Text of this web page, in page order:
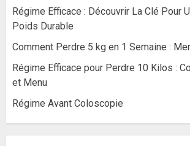
Régime Efficace : Découvrir La Clé Pour
Poids Durable
Comment Perdre 5 kg en 1 Semaine :
Régime Efficace pour Perdre 10 Kilos :
et Menu
Régime Avant Coloscopie